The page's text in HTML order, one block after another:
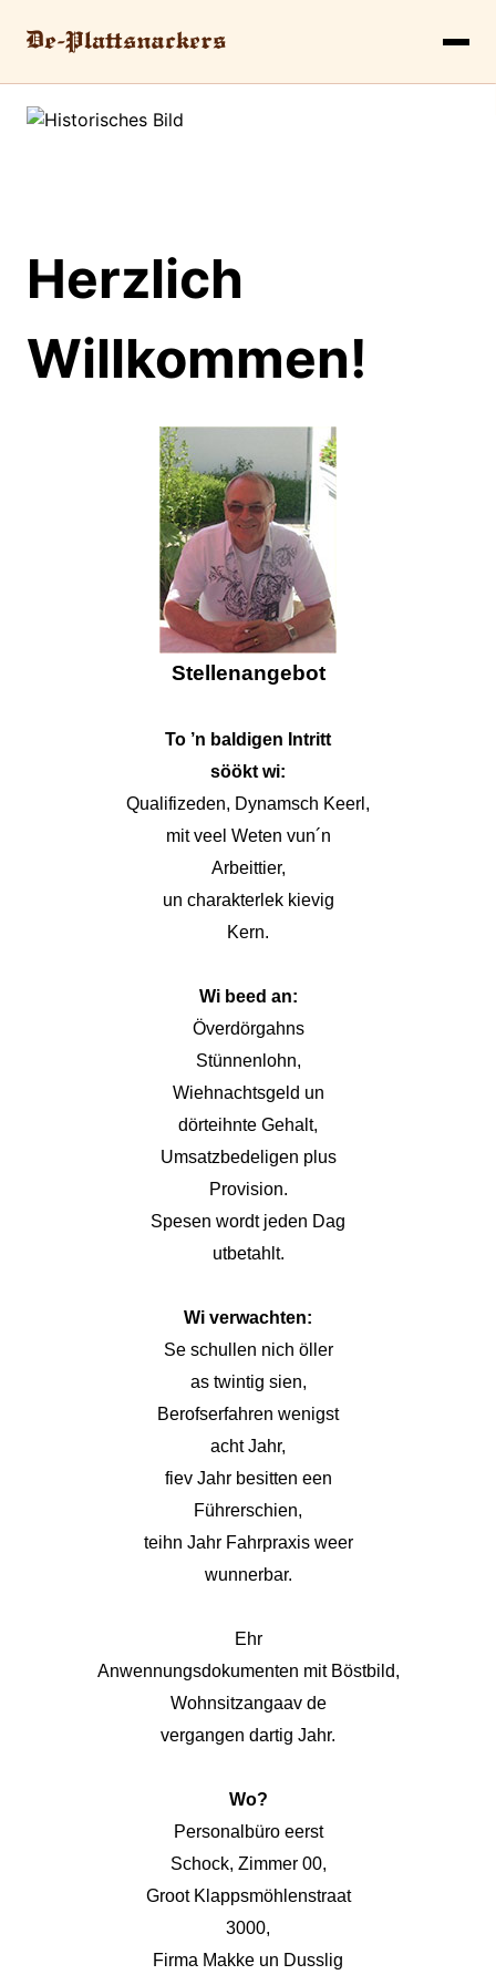
Herzlich
Willkommen!
Stellenangebot
To ’n baldigen Intritt
söökt wi:
Qualifizeden, Dynamsch Keerl,
mit veel Weten vun´n
Arbeittier,
un charakterlek kievig
Kern.
Wi beed an:
Överdörgahns
Stünnenlohn,
Wiehnachtsgeld un
dörteihnte Gehalt,
Umsatzbedeligen plus
Provision.
Spesen wordt jeden Dag
utbetahlt.
Wi verwachten:
Se schullen nich öller
as twintig sien,
Berofserfahren wenigst
acht Jahr,
fiev Jahr besitten een
Führerschien,
teihn Jahr Fahrpraxis weer
wunnerbar.
Ehr
Anwennungsdokumenten mit Böstbild,
Wohnsitzangaav de
vergangen dartig Jahr.
Wo?
Personalbüro eerst
Schock, Zimmer 00,
Groot Klappsmöhlenstraat
3000,
Firma Makke un Dusslig